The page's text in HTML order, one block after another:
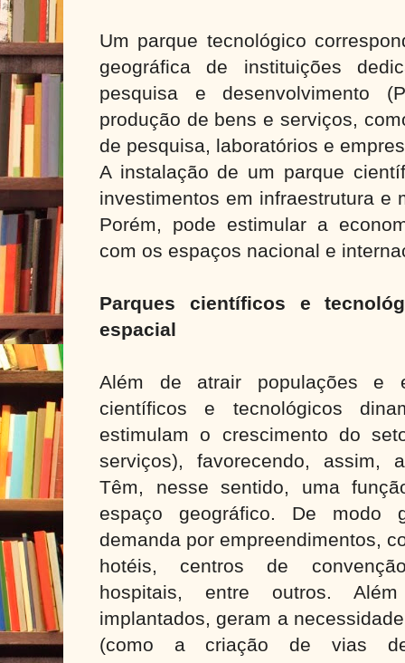
Um parque tecnológico
geográfica de instituições
pesquisa e desenvolvimento
produção de bens e serviços,
de pesquisa, laboratórios e
A instalação de um parque
investimentos em infraestrutura e
Porém, pode estimular a
com os espaços nacional e
Parques científicos e
espacial
Além de atrair populações e
científicos e tecnológicos
estimulam o crescimento do
serviços), favorecendo, assim,
Têm, nesse sentido, uma
espaço geográfico. De modo
demanda por empreendimentos,
hotéis, centros de
hospitais, entre outros.
implantados, geram a
(como a criação de vias de